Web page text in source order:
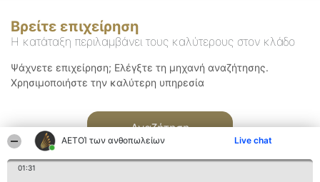
ΑΕΤΟΊ των ανθοπωλείων Live chat
01:31
Βρείτε επιχείρηση
Η κατάταξη περιλαμβάνει τους καλύτερους στον κλάδο
Ψάχνετε επιχείρηση; Ελέγξτε τη μηχανή αναζήτησης.
Χρησιμοποιήστε την καλύτερη υπηρεσία
Αναζήτηση